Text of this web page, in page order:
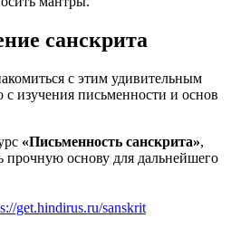
санскрита
с этим удивительным
с изучения письменности и основ
«Письменность санскрита»,
прочную основу для дальнейшего
get.hindirus.ru/sanskrit